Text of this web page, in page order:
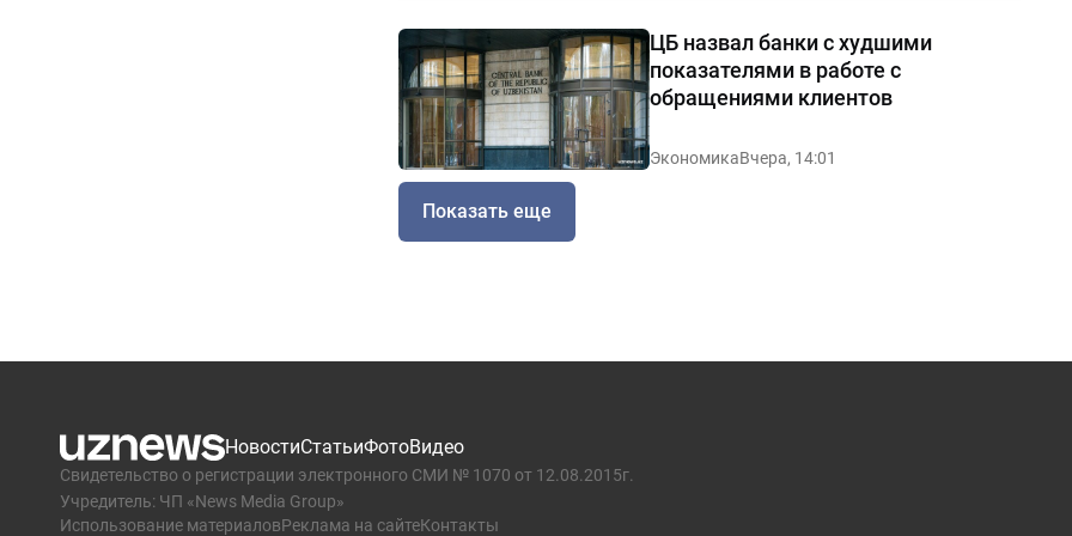
ЦБ назвал банки с худшими
показателями в работе с
обращениями клиентов
ЭкономикаВчера, 14:01
Показать еще
НовостиСтатьиФотоВидео
Свидетельство о регистрации электронного СМИ № 1070 от 12.08.2015г.
Учредитель: ЧП «News Media Group»
Использование материаловРеклама на сайтеКонтакты